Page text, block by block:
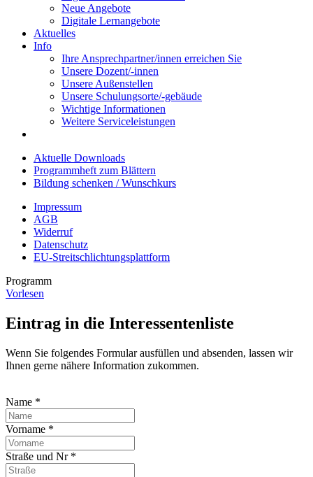
Neue Angebote
Digitale Lernangebote
Aktuelles
Info
Ihre Ansprechpartner/innen erreichen Sie
Unsere Dozent/-innen
Unsere Außenstellen
Unsere Schulungsorte/-gebäude
Wichtige Informationen
Weitere Serviceleistungen
Aktuelle Downloads
Programmheft zum Blättern
Bildung schenken / Wunschkurs
Impressum
AGB
Widerruf
Datenschutz
EU-Streitschlichtungsplattform
Programm
Vorlesen
Eintrag in die Interessentenliste
Wenn Sie folgendes Formular ausfüllen und absenden, lassen wir
Ihnen gerne nähere Information zukommen.
Name *
Vorname *
Straße und Nr *